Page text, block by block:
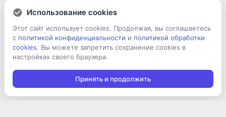
Использование cookies
Этот сайт использует cookies. Продолжая, вы соглашаетесь
с политикой конфиденциальности и политикой обработки
cookies. Вы можете запретить сохранение cookies в
настройках своего браузера.
Принять и продолжить